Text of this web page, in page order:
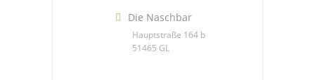
Die Naschbar
Hauptstraße 164 b
51465 GL